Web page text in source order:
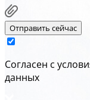
Отправить сейчас
Cогласен с
данных